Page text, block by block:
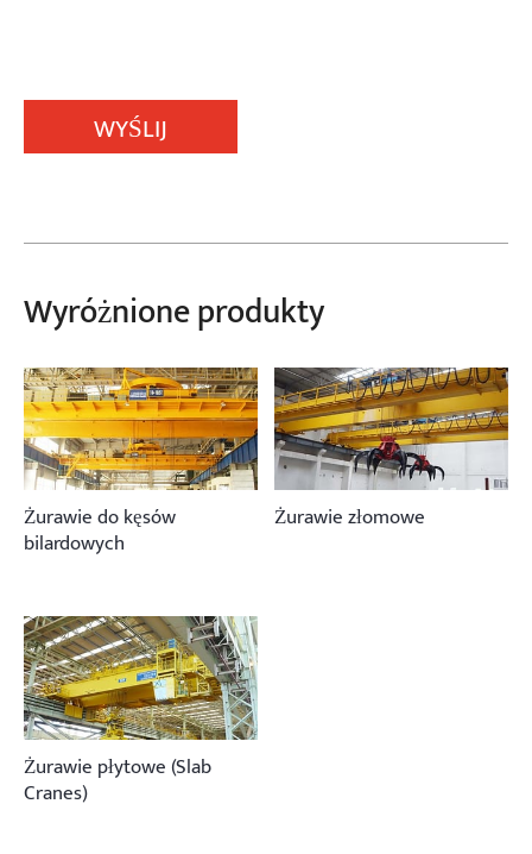
WYŚLIJ
Wyróżnione produkty
Żurawie do kęsów
bilardowych
Żurawie złomowe
Żurawie płytowe (Slab
Cranes)